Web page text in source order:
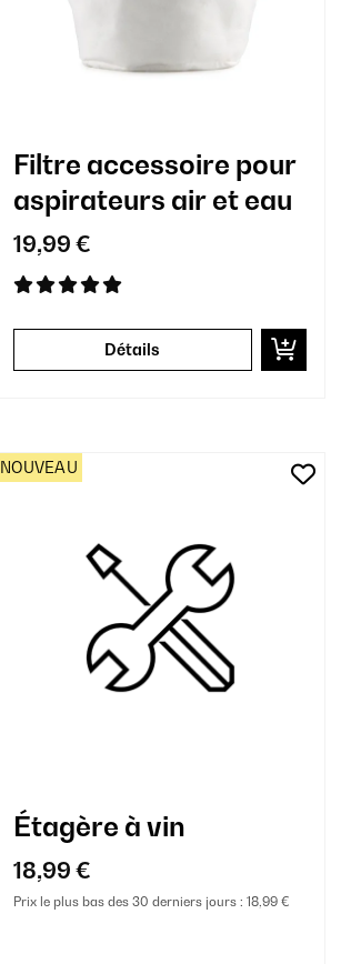
Filtre accessoire pour
aspirateurs air et eau
19,99 €
Détails
Étagère à vin
18,99 €
Prix le plus bas des 30 derniers jours : 18,99 €
NOUVEAU